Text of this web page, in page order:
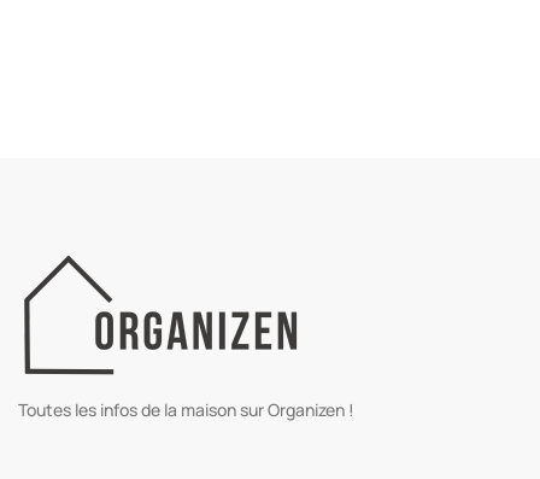
Toutes les infos de la maison sur Organizen !